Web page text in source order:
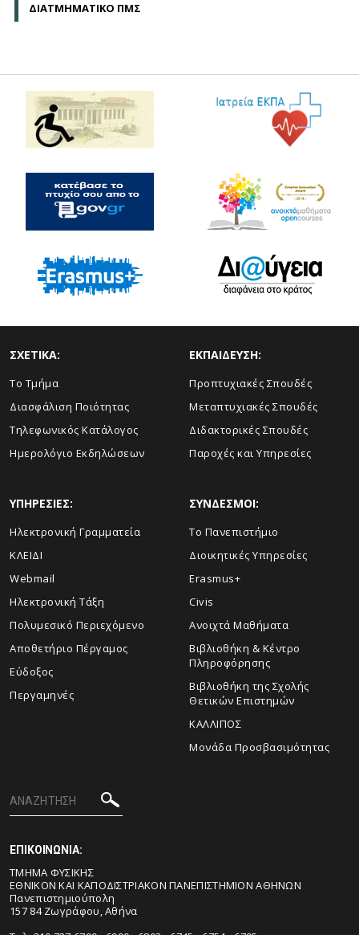
ΔΙΑΤΜΗΜΑΤΙΚΟ ΠΜΣ
ΣΧΕΤΙΚΑ:
Το Τμήμα
Διασφάλιση Ποιότητας
Τηλεφωνικός Κατάλογος
Ημερολόγιο Εκδηλώσεων
ΕΚΠΑΙΔΕΥΣΗ:
Προπτυχιακές Σπουδές
Μεταπτυχιακές Σπουδές
Διδακτορικές Σπουδές
Παροχές και Υπηρεσίες
ΥΠΗΡΕΣΙΕΣ:
Ηλεκτρονική Γραμματεία
ΚΛΕΙΔΙ
Webmail
Ηλεκτρονική Τάξη
Πολυμεσικό Περιεχόμενο
Αποθετήριο Πέργαμος
Εύδοξος
Περγαμηνές
ΣΥΝΔΕΣΜΟΙ:
Το Πανεπιστήμιο
Διοικητικές Υπηρεσίες
Erasmus+
Civis
Ανοιχτά Μαθήματα
Βιβλιοθήκη & Κέντρο
Πληροφόρησης
Βιβλιοθήκη της Σχολής
Θετικών Επιστημών
ΚΑΛΛΙΠΟΣ
Μονάδα Προσβασιμότητας
ΕΠΙΚΟΙΝΩΝΙΑ:
ΤΜΗΜΑ ΦΥΣΙΚΗΣ
ΕΘΝΙΚΟΝ ΚΑΙ ΚΑΠΟΔΙΣΤΡΙΑΚΟΝ ΠΑΝΕΠΙΣΤΗΜΙΟΝ ΑΘΗΝΩΝ
Πανεπιστημιούπολη
157 84 Ζωγράφου, Αθήνα